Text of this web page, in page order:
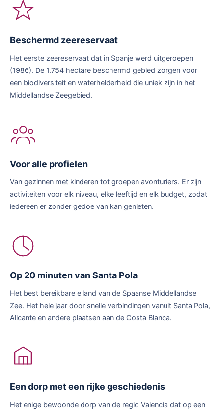
Beschermd zeereservaat
Het eerste zeereservaat dat in Spanje werd uitgeroepen
(1986). De 1.754 hectare beschermd gebied zorgen voor
een biodiversiteit en waterhelderheid die uniek zijn in het
Middellandse Zeegebied.
Voor alle profielen
Van gezinnen met kinderen tot groepen avonturiers. Er zijn
activiteiten voor elk niveau, elke leeftijd en elk budget, zodat
iedereen er zonder gedoe van kan genieten.
Op 20 minuten van Santa Pola
Het best bereikbare eiland van de Spaanse Middellandse
Zee. Het hele jaar door snelle verbindingen vanuit Santa Pola,
Alicante en andere plaatsen aan de Costa Blanca.
Een dorp met een rijke geschiedenis
Het enige bewoonde dorp van de regio Valencia dat op een